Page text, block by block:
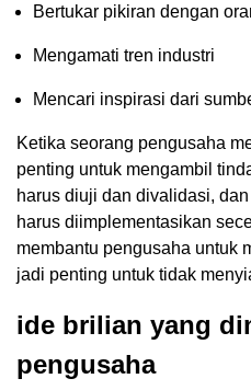
Bertukar pikiran dengan
Mengamati tren industri
Mencari inspirasi dari
Ketika seorang pengusaha
penting untuk mengambil
harus diuji dan divalidasi,
harus diimplementasikan
membantu pengusaha untuk
jadi penting untuk tidak
ide brilian yang
pengusaha